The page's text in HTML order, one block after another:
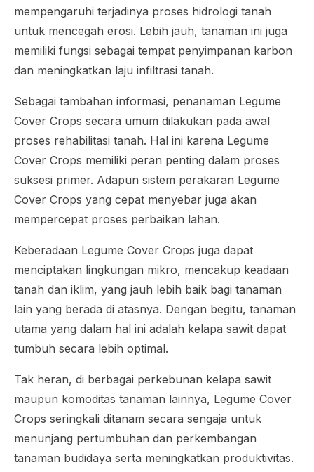
mempengaruhi terjadinya proses hidrologi tanah
untuk mencegah erosi. Lebih jauh, tanaman ini juga
memiliki fungsi sebagai tempat penyimpanan karbon
dan meningkatkan laju infiltrasi tanah.
Sebagai tambahan informasi, penanaman Legume
Cover Crops secara umum dilakukan pada awal
proses rehabilitasi tanah. Hal ini karena Legume
Cover Crops memiliki peran penting dalam proses
suksesi primer. Adapun sistem perakaran Legume
Cover Crops yang cepat menyebar juga akan
mempercepat proses perbaikan lahan.
Keberadaan Legume Cover Crops juga dapat
menciptakan lingkungan mikro, mencakup keadaan
tanah dan iklim, yang jauh lebih baik bagi tanaman
lain yang berada di atasnya. Dengan begitu, tanaman
utama yang dalam hal ini adalah kelapa sawit dapat
tumbuh secara lebih optimal.
Tak heran, di berbagai perkebunan kelapa sawit
maupun komoditas tanaman lainnya, Legume Cover
Crops seringkali ditanam secara sengaja untuk
menunjang pertumbuhan dan perkembangan
tanaman budidaya serta meningkatkan produktivitas.